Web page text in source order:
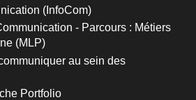
(InfoCom)
- Parcours : Métiers
(MLP)
au sein des
Portfolio